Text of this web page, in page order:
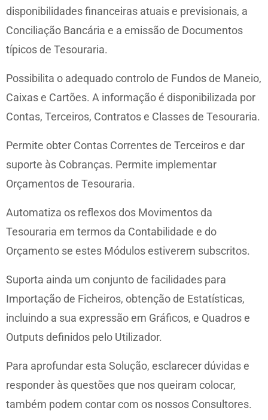
disponibilidades financeiras atuais e previsionais, a
Conciliação Bancária e a emissão de Documentos
típicos de Tesouraria.
Possibilita o adequado controlo de Fundos de Maneio,
Caixas e Cartões. A informação é disponibilizada por
Contas, Terceiros, Contratos e Classes de Tesouraria.
Permite obter Contas Correntes de Terceiros e dar
suporte às Cobranças. Permite implementar
Orçamentos de Tesouraria.
Automatiza os reflexos dos Movimentos da
Tesouraria em termos da Contabilidade e do
Orçamento se estes Módulos estiverem subscritos.
Suporta ainda um conjunto de facilidades para
Importação de Ficheiros, obtenção de Estatísticas,
incluindo a sua expressão em Gráficos, e Quadros e
Outputs definidos pelo Utilizador.
Para aprofundar esta Solução, esclarecer dúvidas e
responder às questões que nos queiram colocar,
também podem contar com os nossos Consultores.